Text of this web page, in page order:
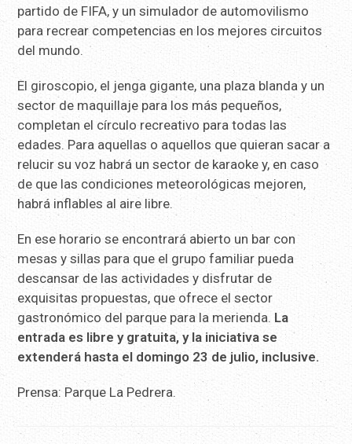
partido de FIFA, y un simulador de automovilismo
para recrear competencias en los mejores circuitos
del mundo.
El giroscopio, el jenga gigante, una plaza blanda y un
sector de maquillaje para los más pequeños,
completan el círculo recreativo para todas las
edades. Para aquellas o aquellos que quieran sacar a
relucir su voz habrá un sector de karaoke y, en caso
de que las condiciones meteorológicas mejoren,
habrá inflables al aire libre.
En ese horario se encontrará abierto un bar con
mesas y sillas para que el grupo familiar pueda
descansar de las actividades y disfrutar de
exquisitas propuestas, que ofrece el sector
gastronómico del parque para la merienda. La
entrada es libre y gratuita, y la iniciativa se
extenderá hasta el domingo 23 de julio, inclusive.
Prensa: Parque La Pedrera.